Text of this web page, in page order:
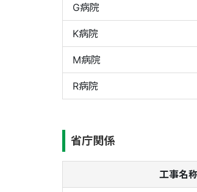
G病院
K病院
M病院
R病院
省庁関係
工事名